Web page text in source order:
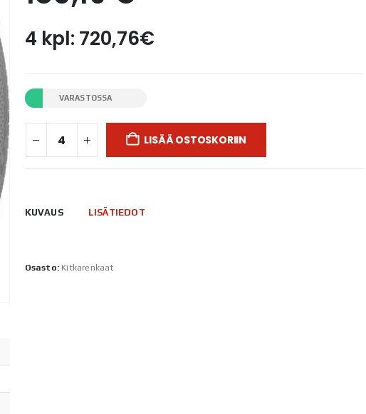
4 kpl: 720,76€
VARASTOSSA
LISÄÄ OSTOSKORIIN
KUVAUS LISÄTIEDOT
Osasto: Kitkarenkaat